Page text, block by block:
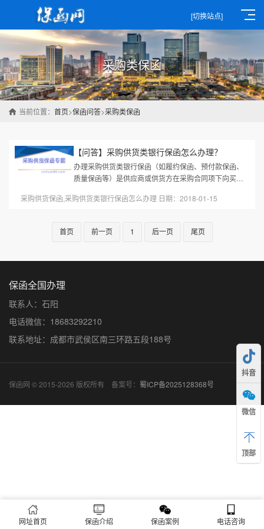
[切换站点]
采购类保函
当前位置： 首页>保函问答>采购类保函
【问答】采购供货类银行保函怎么办理？
办理采购供货类银行保函（如履约保函、预付款保函、
质量保函等）是供应商或供货方在采购合同项下向买方
下是办理流程、所需材料及注...
采购供货保函,采购供货类银行保函怎么办理 日期：2018-01-15
首页 前一页 1 后一页 尾页
保函全国办理
联系人：石阳
电话微信：18683292210
联系地址：成都市武侯区南三环路五段188号
保函网 © 2015-2026 版权所有 备案号： 蜀ICP备2025128368号
网址首页 保函介绍 保函案例 电话咨询
抖音
微信
顶部